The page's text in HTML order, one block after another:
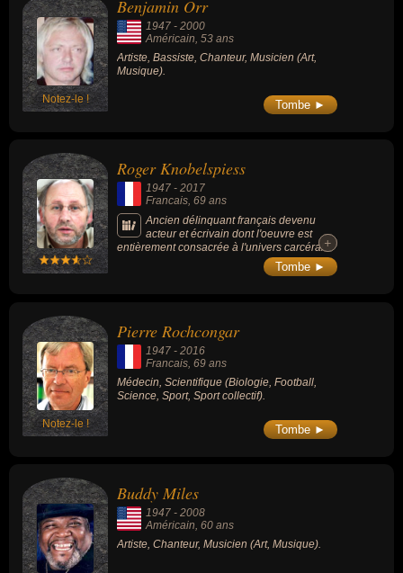
dans le film « The Rocky Horror Picture
Show » (1975) en tant qu'Eddie, mais aussi
dans le film « Fight Club » (1999, drame /
thriller, avec Brad Pitt et Edward Norton).
Notez-le !
Benjamin Orr
1947 - 2000
Américain , 53 ans
Artiste, Bassiste, Chanteur, Musicien (Art,
Musique).
Tombe ►
Roger Knobelspiess
1947 - 2017
Francais, 69 ans
Ancien délinquant français devenu
acteur et écrivain dont l'oeuvre est
entièrement consacrée à l'univers carcéral.
Ex-taulard, il se battait pour la condition des
détenus après avoir passé lui-même un total
+
+
Tombe ►
Notez-le !
Pierre Rochcongar
1947 - 2016
Francais, 69 ans
Médecin, Scientifique (Biologie, Football,
Science, Sport, Sport collectif).
Tombe ►
Buddy Miles
1947 - 2008
Américain, 60 ans
Artiste, Chanteur, Musicien (Art, Musique).